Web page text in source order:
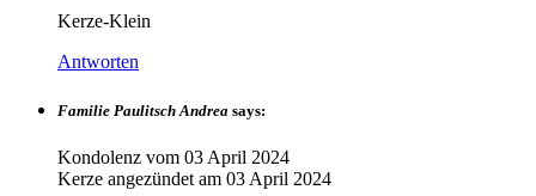
Kerze-Klein
Antworten
Familie Paulitsch Andrea says:
Kondolenz vom 03 April 2024
Kerze angezündet am 03 April 2024